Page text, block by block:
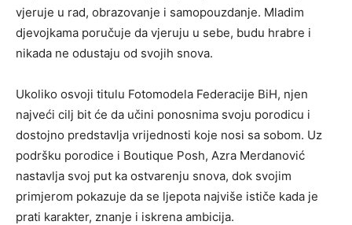
vjeruje u rad, obrazovanje i samopouzdanje. Mladim
djevojkama poručuje da vjeruju u sebe, budu hrabre i
nikada ne odustaju od svojih snova.
Ukoliko osvoji titulu Fotomodela Federacije BiH, njen
najveći cilj bit će da učini ponosnima svoju porodicu i
dostojno predstavlja vrijednosti koje nosi sa sobom. Uz
podršku porodice i Boutique Posh, Azra Merdanović
nastavlja svoj put ka ostvarenju snova, dok svojim
primjerom pokazuje da se ljepota najviše ističe kada je
prati karakter, znanje i iskrena ambicija.